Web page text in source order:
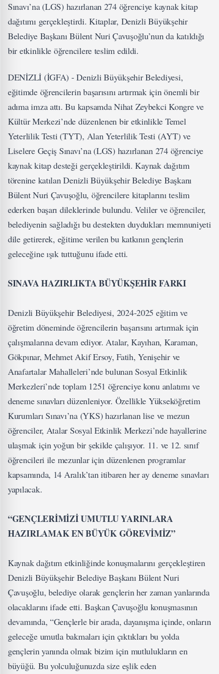
Sınavı’na (LGS) hazırlanan 274 öğrenciye kaynak kitap
dağıtımı gerçekleştirdi. Kitaplar, Denizli Büyükşehir
Belediye Başkanı Bülent Nuri Çavuşoğlu’nun da katıldığı
bir etkinlikle öğrencilere teslim edildi.
DENİZLİ (İGFA) - Denizli Büyükşehir Belediyesi,
eğitimde öğrencilerin başarısını artırmak için önemli bir
adıma imza attı. Bu kapsamda Nihat Zeybekci Kongre ve
Kültür Merkezi’nde düzenlenen bir etkinlikle Temel
Yeterlilik Testi (TYT), Alan Yeterlilik Testi (AYT) ve
Liselere Geçiş Sınavı’na (LGS) hazırlanan 274 öğrenciye
kaynak kitap desteği gerçekleştirildi. Kaynak dağıtım
törenine katılan Denizli Büyükşehir Belediye Başkanı
Bülent Nuri Çavuşoğlu, öğrencilere kitaplarını teslim
ederken başarı dileklerinde bulundu. Veliler ve öğrenciler,
belediyenin sağladığı bu destekten duydukları memnuniyeti
dile getirerek, eğitime verilen bu katkının gençlerin
geleceğine ışık tuttuğunu ifade etti.
SINAVA HAZIRLIKTA BÜYÜKŞEHİR FARKI
Denizli Büyükşehir Belediyesi, 2024-2025 eğitim ve
öğretim döneminde öğrencilerin başarısını artırmak için
çalışmalarına devam ediyor. Atalar, Kayıhan, Karaman,
Gökpınar, Mehmet Akif Ersoy, Fatih, Yenişehir ve
Anafartalar Mahalleleri’nde bulunan Sosyal Etkinlik
Merkezleri’nde toplam 1251 öğrenciye konu anlatımı ve
deneme sınavları düzenleniyor. Özellikle Yükseköğretim
Kurumları Sınavı’na (YKS) hazırlanan lise ve mezun
öğrenciler, Atalar Sosyal Etkinlik Merkezi’nde hayallerine
ulaşmak için yoğun bir şekilde çalışıyor. 11. ve 12. sınıf
öğrencileri ile mezunlar için düzenlenen programlar
kapsamında, 14 Aralık’tan itibaren her ay deneme sınavları
yapılacak.
“GENÇLERİMİZİ UMUTLU YARINLARA
HAZIRLAMAK EN BÜYÜK GÖREVİMİZ”
Kaynak dağıtım etkinliğinde konuşmalarını gerçekleştiren
Denizli Büyükşehir Belediye Başkanı Bülent Nuri
Çavuşoğlu, belediye olarak gençlerin her zaman yanlarında
olacaklarını ifade etti. Başkan Çavuşoğlu konuşmasının
devamında, “Gençlerle bir arada, dayanışma içinde, onların
geleceğe umutla bakmaları için çıktıkları bu yolda
gençlerin yanında olmak bizim için mutlulukların en
büyüğü. Bu yolculuğunuzda size eşlik eden